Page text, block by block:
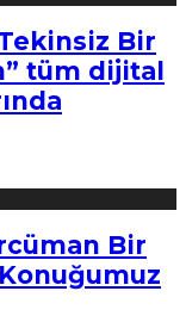
Bir
tüm dijital
Bir